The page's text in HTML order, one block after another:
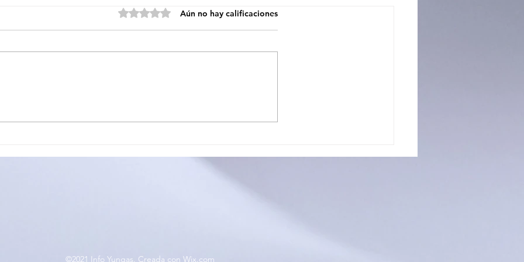
CARMEN
TALLERES
Obtuvo 0 de 5 estrellas.
Aún no hay calificaciones
©2021 Info Yungas. Creada con Wix.com